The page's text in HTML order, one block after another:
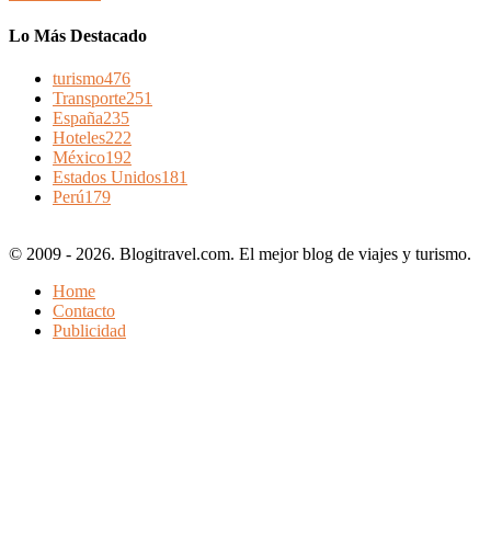
Lo Más Destacado
turismo476
Transporte251
España235
Hoteles222
México192
Estados Unidos181
Perú179
© 2009 - 2026. Blogitravel.com. El mejor blog de viajes y turismo.
Home
Contacto
Publicidad